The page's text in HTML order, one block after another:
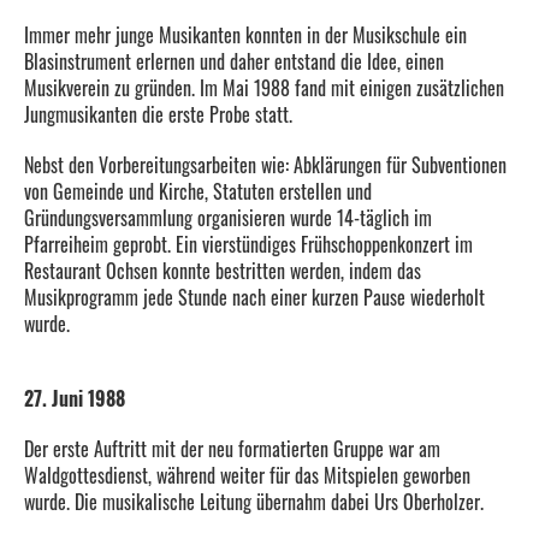
Immer mehr junge Musikanten konnten in der Musikschule ein
Blasinstrument erlernen und daher entstand die Idee, einen
Musikverein zu gründen. Im Mai 1988 fand mit einigen zusätzlichen
Jungmusikanten die erste Probe statt.
Nebst den Vorbereitungsarbeiten wie: Abklärungen für Subventionen
von Gemeinde und Kirche, Statuten erstellen und
Gründungsversammlung organisieren wurde 14-täglich im
Pfarreiheim geprobt. Ein vierstündiges Frühschoppenkonzert im
Restaurant Ochsen konnte bestritten werden, indem das
Musikprogramm jede Stunde nach einer kurzen Pause wiederholt
wurde.
27. Juni 1988
Der erste Auftritt mit der neu formatierten Gruppe war am
Waldgottesdienst, während weiter für das Mitspielen geworben
wurde. Die musikalische Leitung übernahm dabei Urs Oberholzer.